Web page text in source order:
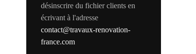
désinscrire du fichier clients en
écrivant à l'adresse
contact@travaux-renovation-
france.com